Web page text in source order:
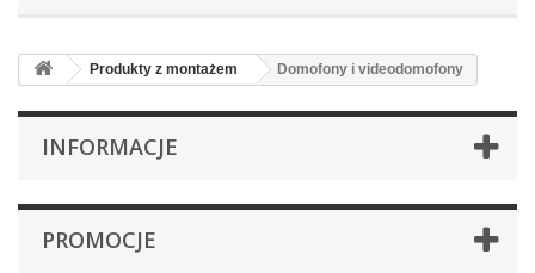
Produkty z montażem Domofony i videodomofony
INFORMACJE
PROMOCJE